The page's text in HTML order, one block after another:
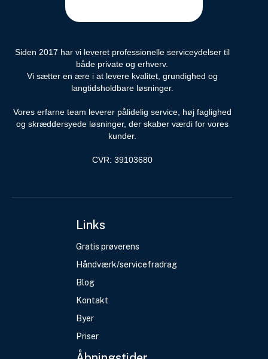
Siden 2017 har vi leveret professionelle serviceydelser til
både private og erhverv.
Vi sætter en ære i at levere kvalitet, grundighed og
langtidsholdbare løsninger.
Vores erfarne team leverer pålidelig service, høj faglighed
og skræddersyede løsninger, der skaber værdi for vores
kunder.
CVR: 39103680
Links
Gratis prøverens
Håndværk/servicefradrag
Blog
Kontakt
Byer
Priser